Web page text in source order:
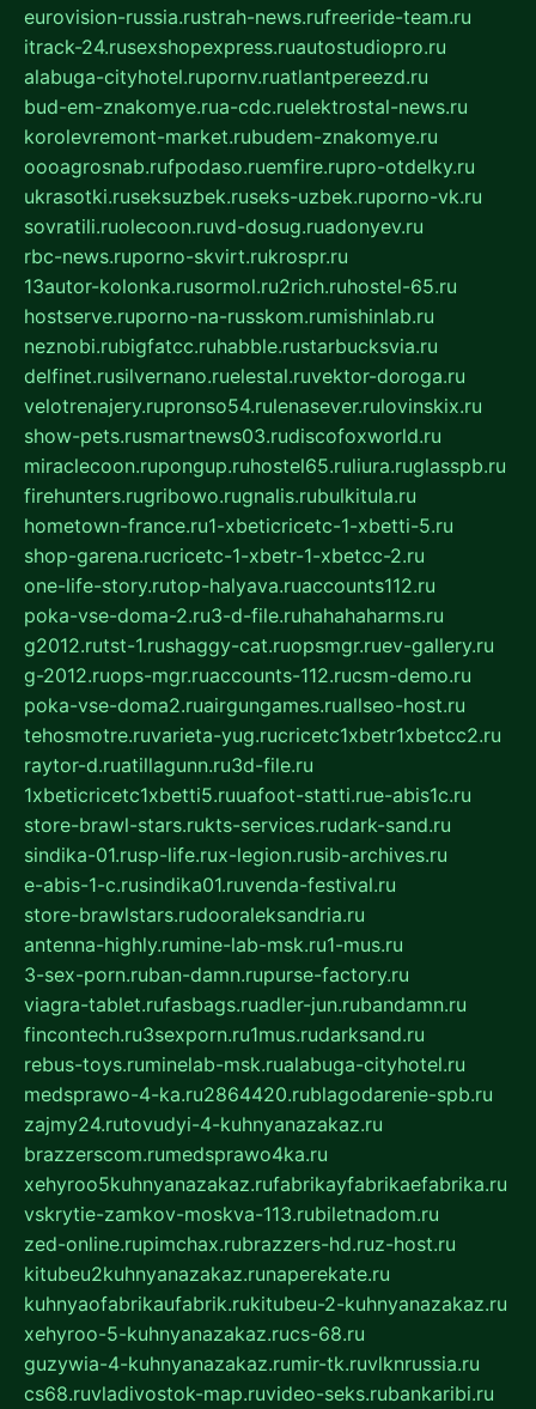
eurovision-russia.rustrah-news.rufreeride-team.ru
itrack-24.rusexshopexpress.ruautostudiopro.ru
alabuga-cityhotel.rupornv.ruatlantpereezd.ru
bud-em-znakomye.rua-cdc.ruelektrostal-news.ru
korolevremont-market.rubudem-znakomye.ru
oooagrosnab.rufpodaso.ruemfire.rupro-otdelky.ru
ukrasotki.ruseksuzbek.ruseks-uzbek.ruporno-vk.ru
sovratili.ruolecoon.ruvd-dosug.ruadonyev.ru
rbc-news.ruporno-skvirt.rukrospr.ru
13autor-kolonka.rusormol.ru2rich.ruhostel-65.ru
hostserve.ruporno-na-russkom.rumishinlab.ru
neznobi.rubigfatcc.ruhabble.rustarbucksvia.ru
delfinet.rusilvernano.ruelestal.ruvektor-doroga.ru
velotrenajery.rupronso54.rulenasever.rulovinskix.ru
show-pets.rusmartnews03.rudiscofoxworld.ru
miraclecoon.rupongup.ruhostel65.ruliura.ruglasspb.ru
firehunters.rugribowo.rugnalis.rubulkitula.ru
hometown-france.ru1-xbeticricetc-1-xbetti-5.ru
shop-garena.rucricetc-1-xbetr-1-xbetcc-2.ru
one-life-story.rutop-halyava.ruaccounts112.ru
poka-vse-doma-2.ru3-d-file.ruhahahaharms.ru
g2012.rutst-1.rushaggy-cat.ruopsmgr.ruev-gallery.ru
g-2012.ruops-mgr.ruaccounts-112.rucsm-demo.ru
poka-vse-doma2.ruairgungames.ruallseo-host.ru
tehosmotre.ruvarieta-yug.rucricetc1xbetr1xbetcc2.ru
raytor-d.ruatillagunn.ru3d-file.ru
1xbeticricetc1xbetti5.ruuafoot-statti.rue-abis1c.ru
store-brawl-stars.rukts-services.rudark-sand.ru
sindika-01.rusp-life.rux-legion.rusib-archives.ru
e-abis-1-c.rusindika01.ruvenda-festival.ru
store-brawlstars.rudooraleksandria.ru
antenna-highly.rumine-lab-msk.ru1-mus.ru
3-sex-porn.ruban-damn.rupurse-factory.ru
viagra-tablet.rufasbags.ruadler-jun.rubandamn.ru
fincontech.ru3sexporn.ru1mus.rudarksand.ru
rebus-toys.ruminelab-msk.rualabuga-cityhotel.ru
medsprawo-4-ka.ru2864420.rublagodarenie-spb.ru
zajmy24.rutovudyi-4-kuhnyanazakaz.ru
brazzerscom.rumedsprawo4ka.ru
xehyroo5kuhnyanazakaz.rufabrikayfabrikaefabrika.ru
vskrytie-zamkov-moskva-113.rubiletnadom.ru
zed-online.rupimchax.rubrazzers-hd.ruz-host.ru
kitubeu2kuhnyanazakaz.runaperekate.ru
kuhnyaofabrikaufabrik.rukitubeu-2-kuhnyanazakaz.ru
xehyroo-5-kuhnyanazakaz.rucs-68.ru
guzywia-4-kuhnyanazakaz.rumir-tk.ruvlknrussia.ru
cs68.ruvladivostok-map.ruvideo-seks.rubankaribi.ru